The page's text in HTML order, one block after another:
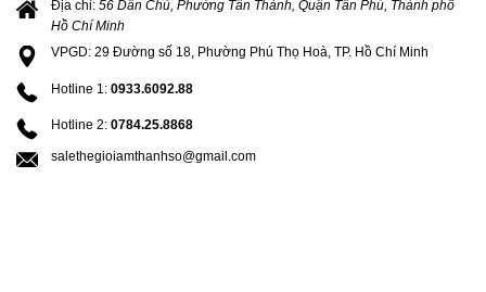
Địa chỉ: 56 Dân Chủ, Phường Tân Thành, Quận Tân Phú, Thành phố
Hồ Chí Minh
VPGD: 29 Đường số 18, Phường Phú Thọ Hoà, TP. Hồ Chí Minh
Hotline 1: 0933.6092.88
Hotline 2: 0784.25.8868
salethegioiamthanhso@gmail.com